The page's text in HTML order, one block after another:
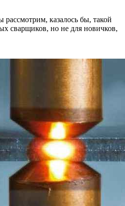
казалось бы, такой
сварщиков, но не для новичков,